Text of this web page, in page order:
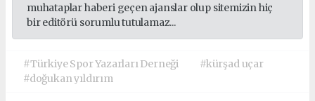
muhataplar haberi geçen ajanslar olup sitemizin hiç
bir editörü sorumlu tutulamaz...
#Türkiye Spor Yazarları Derneği
#kürşad uçar
#doğukan yıldırım